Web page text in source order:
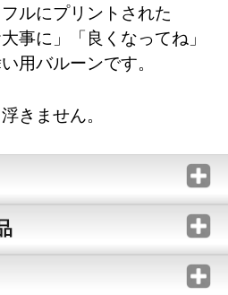
ルにプリントされた
事に」「良くなってね」
用バルーンです。
きません。